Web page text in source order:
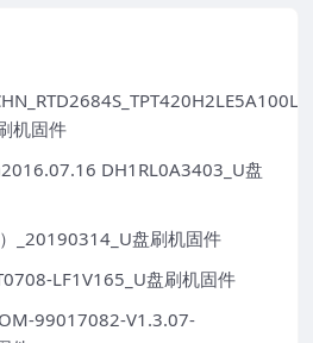
机固件
DH1RL0A3403_U盘
_20190314_U盘刷机固件
LF1V165_U盘刷机固件
99017082-V1.3.07-